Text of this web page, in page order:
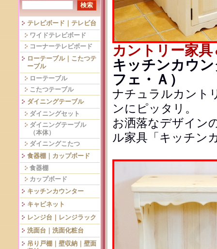
テレビボード｜テレビ台
ワイドテレビボード
コーナーテレビボード
ローテーブル｜こたつテ
ーブル
ローテーブル
こたつテーブル
ダイニングテーブル
ダイニングセット
ダイニングテーブル
（本体）
ダイニングこたつ
食器棚｜カップボード
食器棚
カップボード
キッチンカウンター
キャビネット
レンジ台｜レンジラック
洗面台｜洗面化粧台
吊り戸棚｜壁収納｜壁面
カントリー家
キッチンカウ
フェ・Ａ）
ナチュラルカント
ンにピッタリ。
お洒落なデザイン
ル家具「キッチン